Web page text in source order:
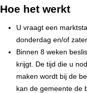
Hoe het werkt
U vraagt een
donderdag en/of
Binnen 8 weken
krijgt. De tijd die u
maken wordt bij de
kan de gemeente de